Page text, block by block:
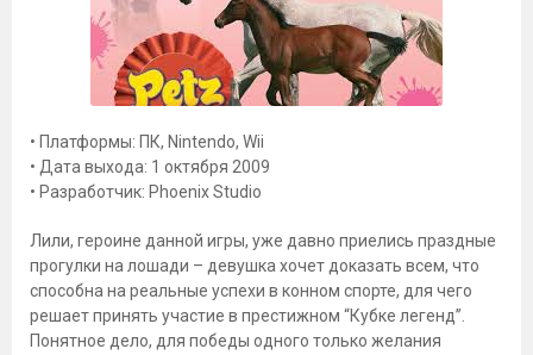
• Платформы: ПК, Nintendo, Wii
• Дата выхода: 1 октября 2009
• Разработчик: Phoenix Studio
Лили, героине данной игры, уже давно приелись праздные
прогулки на лошади – девушка хочет доказать всем, что
способна на реальные успехи в конном спорте, для чего
решает принять участие в престижном “Кубке легенд”.
Понятное дело, для победы одного только желания